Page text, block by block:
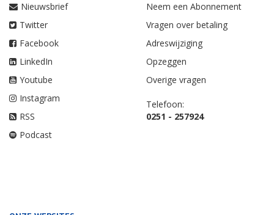
Nieuwsbrief
Twitter
Facebook
LinkedIn
Youtube
Instagram
RSS
Podcast
Neem een Abonnement
Vragen over betaling
Adreswijziging
Opzeggen
Overige vragen
Telefoon:
0251 - 257924